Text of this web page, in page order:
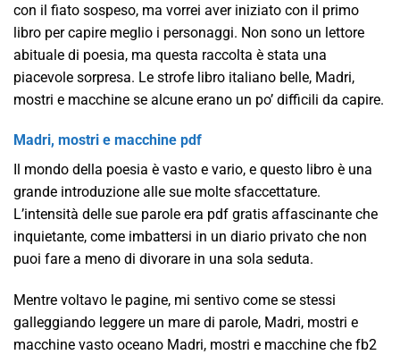
con il fiato sospeso, ma vorrei aver iniziato con il primo
libro per capire meglio i personaggi. Non sono un lettore
abituale di poesia, ma questa raccolta è stata una
piacevole sorpresa. Le strofe libro italiano belle, Madri,
mostri e macchine se alcune erano un po’ difficili da capire.
Madri, mostri e macchine pdf
Il mondo della poesia è vasto e vario, e questo libro è una
grande introduzione alle sue molte sfaccettature.
L’intensità delle sue parole era pdf gratis affascinante che
inquietante, come imbattersi in un diario privato che non
puoi fare a meno di divorare in una sola seduta.
Mentre voltavo le pagine, mi sentivo come se stessi
galleggiando leggere un mare di parole, Madri, mostri e
macchine vasto oceano Madri, mostri e macchine che fb2